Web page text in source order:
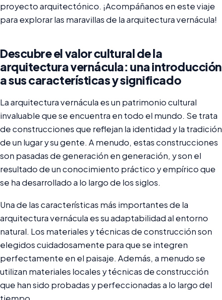
proyecto arquitectónico. ¡Acompáñanos en este viaje
para explorar las maravillas de la arquitectura vernácula!
Descubre el valor cultural de la
arquitectura vernácula: una introducción
a sus características y significado
La arquitectura vernácula es un patrimonio cultural
invaluable que se encuentra en todo el mundo. Se trata
de construcciones que reflejan la identidad y la tradición
de un lugar y su gente. A menudo, estas construcciones
son pasadas de generación en generación, y son el
resultado de un conocimiento práctico y empírico que
se ha desarrollado a lo largo de los siglos.
Una de las características más importantes de la
arquitectura vernácula es su adaptabilidad al entorno
natural. Los materiales y técnicas de construcción son
elegidos cuidadosamente para que se integren
perfectamente en el paisaje. Además, a menudo se
utilizan materiales locales y técnicas de construcción
que han sido probadas y perfeccionadas a lo largo del